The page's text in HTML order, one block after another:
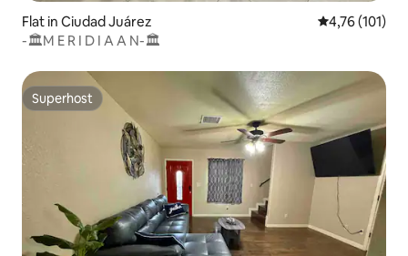
Flat in Ciudad Juárez Gemiddelde
4,76 (101)
-🏛M E R I D I A A N-🏛
Superhost
Superhost